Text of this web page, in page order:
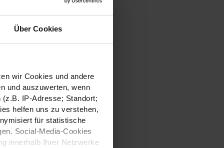
Über Cookies
wir Cookies und andere
und auszuwerten, wenn
IP-Adresse; Standort;
helfen uns zu verstehen,
für statistische
Social-Media-Cookies
innerhalb Ihrer Netzwerke